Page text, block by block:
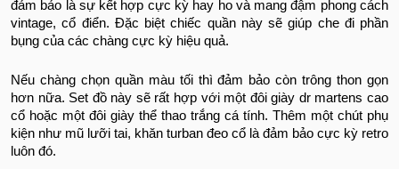
đảm bảo là sự kết hợp cực kỳ hay ho và mang đậm phong cách
vintage, cổ điển. Đặc biệt chiếc quần này sẽ giúp che đi phần
bụng của các chàng cực kỳ hiệu quả.
Nếu chàng chọn quần màu tối thì đảm bảo còn trông thon gọn
hơn nữa. Set đồ này sẽ rất hợp với một đôi giày dr martens cao
cổ hoặc một đôi giày thể thao trắng cá tính. Thêm một chút phụ
kiện như mũ lưỡi tai, khăn turban đeo cổ là đảm bảo cực kỳ retro
luôn đó.